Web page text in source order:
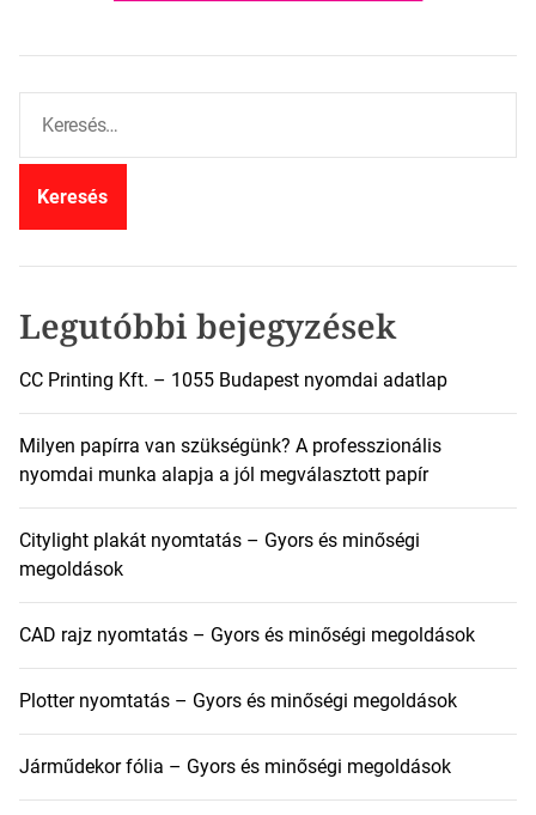
r
Legutóbbi bejegyzések
CC Printing Kft. – 1055 Budapest nyomdai adatlap
Milyen papírra van szükségünk? A professzionális
nyomdai munka alapja a jól megválasztott papír
Citylight plakát nyomtatás – Gyors és minőségi
megoldások
CAD rajz nyomtatás – Gyors és minőségi megoldások
Plotter nyomtatás – Gyors és minőségi megoldások
Járműdekor fólia – Gyors és minőségi megoldások